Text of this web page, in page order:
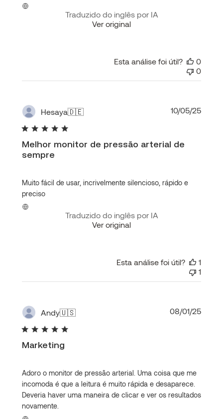
Traduzido do inglês por IA
Ver original
Esta análise foi útil?
0
0
Hesaya🇩🇪
Melhor monitor de pressão arterial de
sempre
Muito fácil de usar, incrivelmente silencioso, rápido e
preciso
Traduzido do inglês por IA
Ver original
Data
10/05/25
Esta análise foi útil?
1
1
Andy🇺🇸
Marketing
Adoro o monitor de pressão arterial. Uma coisa que me
incomoda é que a leitura é muito rápida e desaparece.
Deveria haver uma maneira de clicar e ver os resultados
novamente.
Data
08/01/25